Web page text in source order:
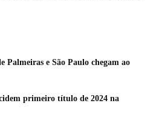
Palmeiras e São Paulo chegam ao
primeiro título de 2024 na